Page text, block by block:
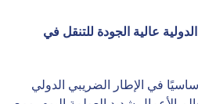
عالية الجودة للتنقل في
في الإطار الضريبي الدولي